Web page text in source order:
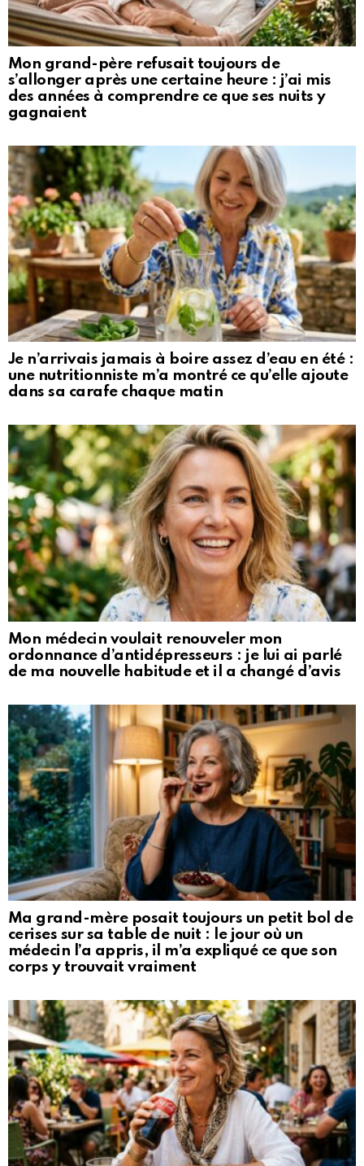
Mon grand-père refusait toujours de
s’allonger après une certaine heure : j’ai mis
des années à comprendre ce que ses nuits y
gagnaient
Je n’arrivais jamais à boire assez d’eau en été :
une nutritionniste m’a montré ce qu’elle ajoute
dans sa carafe chaque matin
Mon médecin voulait renouveler mon
ordonnance d’antidépresseurs : je lui ai parlé
de ma nouvelle habitude et il a changé d’avis
Ma grand-mère posait toujours un petit bol de
cerises sur sa table de nuit : le jour où un
médecin l’a appris, il m’a expliqué ce que son
corps y trouvait vraiment